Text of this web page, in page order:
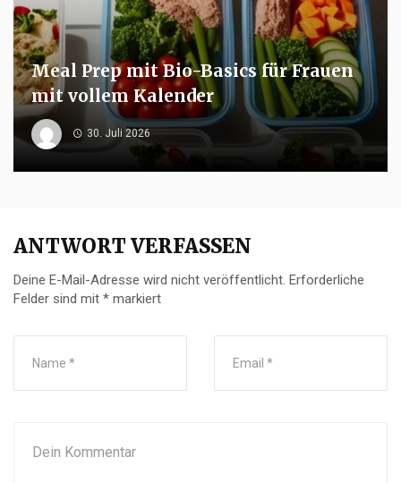
Meal Prep mit Bio-Basics für Frauen
mit vollem Kalender
30. Juli 2026
ANTWORT VERFASSEN
Deine E-Mail-Adresse wird nicht veröffentlicht. Erforderliche
Felder sind mit * markiert